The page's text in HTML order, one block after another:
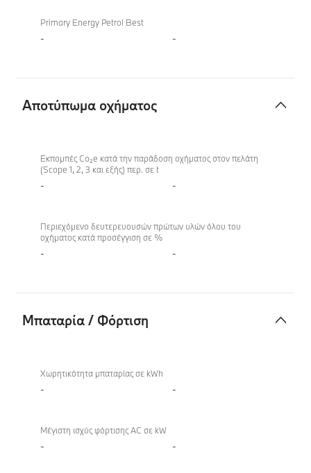
Primary Energy Petrol Best
- -
Αποτύπωμα οχήματος
οχήματος
Εκπομπές Co₂e κατά την παράδοση οχήματος στον πελάτη
(Scope 1, 2, 3 και εξής) περ. σε t
- -
Περιεχόμενο δευτερευουσών πρώτων υλών όλου του
οχήματος κατά προσέγγιση σε %
- -
Μπαταρία / Φόρτιση
Φόρτιση
Χωρητικότητα μπαταρίας σε kWh
- -
Μέγιστη ισχύς φόρτισης AC σε kW
- -